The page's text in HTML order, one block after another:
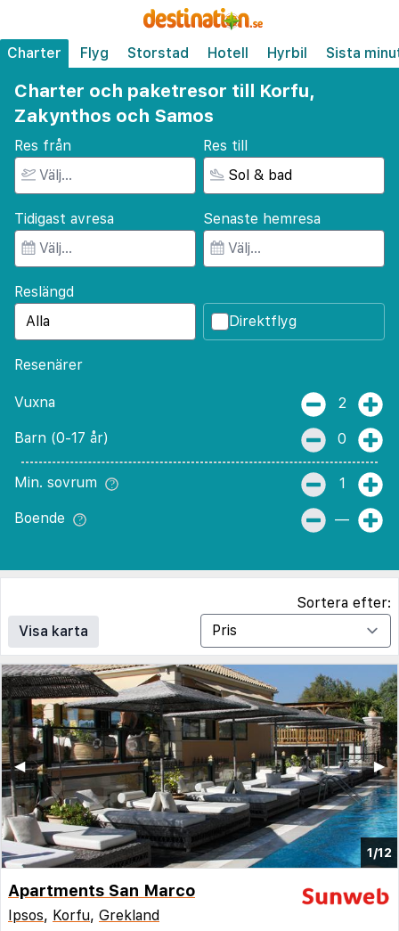
Charter Flyg Storstad Hotell Hyrbil Sista
Charter och paketresor till Korfu,
Zakynthos och Samos
Res från Res till
Tidigast avresa Senaste hemresa
Reslängd
Direktflyg
Resenärer
Vuxna 2
Barn (0-17 år) 0
Min. sovrum 1
Boende —
Visa karta
Sortera efter:
1/12
▶︎
◀︎
Apartments San Marco
Ipsos, Korfu, Grekland